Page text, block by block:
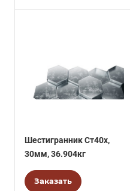
Шестигранник Ст40х,
30мм, 36.904кг
Заказать